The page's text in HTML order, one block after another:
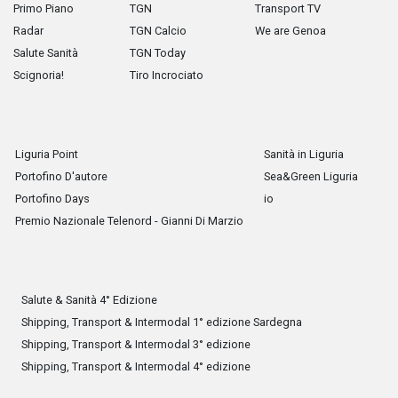
Primo Piano
Radar
Salute Sanità
Scignoria!
TGN
TGN Calcio
TGN Today
Tiro Incrociato
Transport TV
We are Genoa
Liguria Point
Portofino D'autore
Portofino Days
Premio Nazionale Telenord - Gianni Di Marzio
Sanità in Liguria
Sea&Green Liguria
io
Salute & Sanità 4° Edizione
Shipping, Transport & Intermodal 1° edizione Sardegna
Shipping, Transport & Intermodal 3° edizione
Shipping, Transport & Intermodal 4° edizione